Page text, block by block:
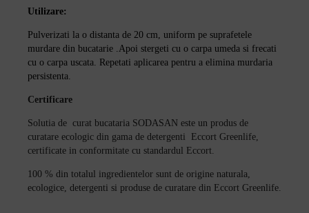
Utilizare:
Pulverizati la o distanta de 20 cm, uniform pe suprafetele
murdare din bucatarie .Apoi stergeti cu o carpa umeda si frecati
cu o carpa uscata. Repetati aplicarea pentru a elimina murdaria
persistenta.
Certificare
Solutia de curat bucataria SODASAN este un produs de
curatare ecologic din gama de detergenti Eccort Greenlife,
certificate in conformitate cu standardul Eccort.
100 % din totalul ingredientelor sunt de origine naturala,
ecologice, detergenti si produse de curatare din Eccort Greenlife.